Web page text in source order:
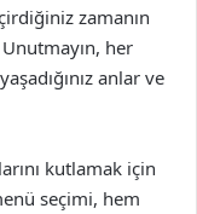
zamanın
her
anlar ve
kutlamak için
seçimi, hem